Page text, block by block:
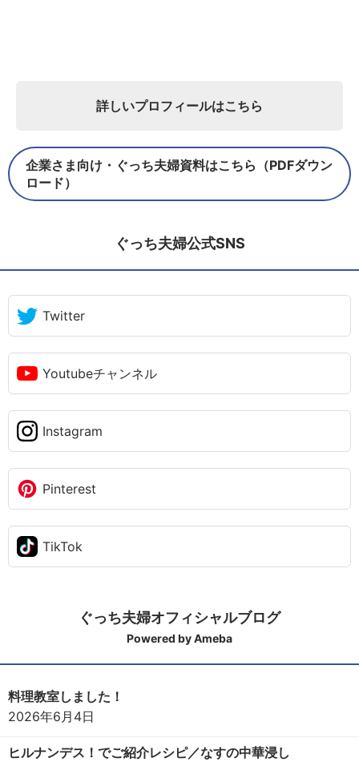
詳しいプロフィールはこちら
企業さま向け・ぐっち夫婦資料はこちら（PDFダウン
ロード）
ぐっち夫婦公式SNS
Twitter
Youtubeチャンネル
Instagram
Pinterest
TikTok
ぐっち夫婦オフィシャルブログ
Powered by Ameba
料理教室しました！
2026年6月4日
ヒルナンデス！でご紹介レシピ／なすの中華浸し